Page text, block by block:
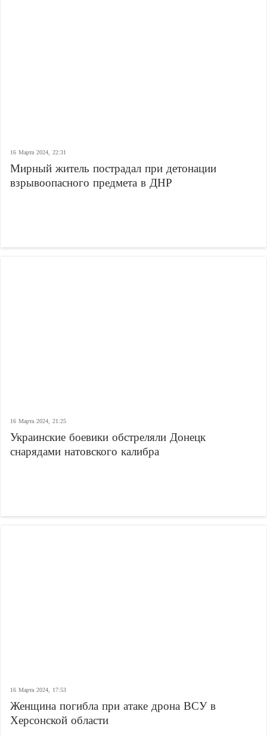
16 Марта 2024, 22:31
Мирный житель пострадал при детонации
взрывоопасного предмета в ДНР
16 Марта 2024, 21:25
Украинские боевики обстреляли Донецк
снарядами натовского калибра
16 Марта 2024, 17:53
Женщина погибла при атаке дрона ВСУ в
Херсонской области